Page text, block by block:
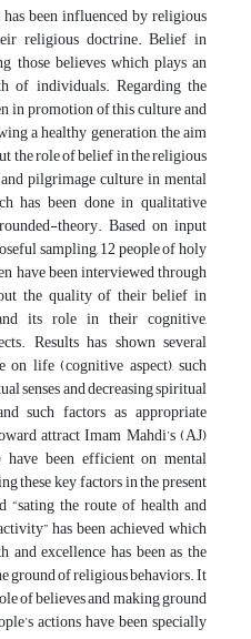
been influenced by religious
religious doctrine. Belief in
those believes which plays an
of individuals. Regarding the
in promotion of this culture and
a healthy generation, the aim
the role of belief in the religious
pilgrimage culture in mental
has been done in qualitative
theory. Based on input
sampling, 12 people of holy
have been interviewed through
the quality of their belief in
its role in their cognitive,
Results has shown several
on life (cognitive aspect), such
senses and decreasing spiritual
such factors as appropriate
attract Imam Mahdi’s (AJ)
have been efficient on mental
these key factors in the present
“sating the route of health and
has been achieved which
excellence has been as the
ground of religious behaviors. It
of believes and making ground
actions have been specially